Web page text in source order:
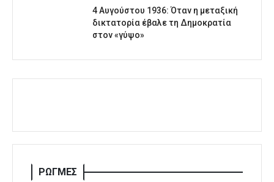
4 Αυγούστου 1936: Όταν η μεταξική
δικτατορία έβαλε τη Δημοκρατία
στον «γύψο»
ΡΩΓΜΕΣ